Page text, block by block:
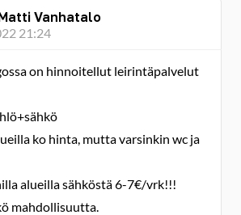
Vanhatalo
21:24
on hinnoitellut leirintäpalvelut
ko hinta, mutta varsinkin wc ja
alueilla sähköstä 6-7€/vrk!!!
mahdollisuutta.